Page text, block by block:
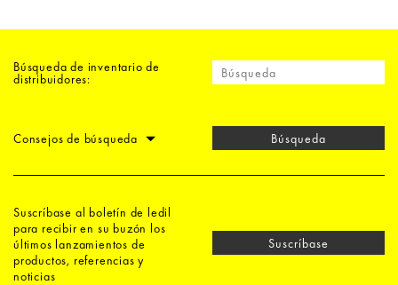
Búsqueda de inventario de
distribuidores:
Consejos de búsqueda Búsqueda
Suscríbase al boletín de ledil
para recibir en su buzón los
últimos lanzamientos de
productos, referencias y
noticias
Suscríbase